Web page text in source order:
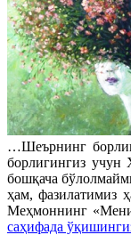
…Шеърнинг
борлигингиз
бошқача
ҳам,
Меҳмоннинг
саҳифада